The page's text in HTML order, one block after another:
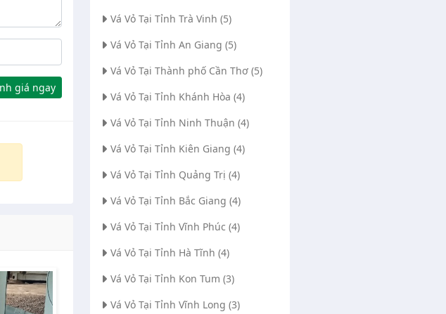
Đánh giá ngay
Vá Vỏ Tại Tỉnh Trà Vinh (5)
Vá Vỏ Tại Tỉnh An Giang (5)
Vá Vỏ Tại Thành phố Cần Thơ (5)
Vá Vỏ Tại Tỉnh Khánh Hòa (4)
Vá Vỏ Tại Tỉnh Ninh Thuận (4)
Vá Vỏ Tại Tỉnh Kiên Giang (4)
Vá Vỏ Tại Tỉnh Quảng Trị (4)
Vá Vỏ Tại Tỉnh Bắc Giang (4)
Vá Vỏ Tại Tỉnh Vĩnh Phúc (4)
Vá Vỏ Tại Tỉnh Hà Tĩnh (4)
Vá Vỏ Tại Tỉnh Kon Tum (3)
Vá Vỏ Tại Tỉnh Vĩnh Long (3)